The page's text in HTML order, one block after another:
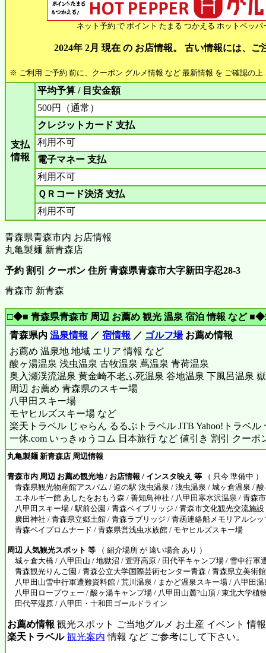
ネット予約 で ポイント たまる つかえる ホットペッパ
2024年 2月 現在 の お店情報。 古い情報には、ご
※ ご利用 ご予約 前に、クーポン グルメ情報 など 最新情報 を ご確認の上
支払
情報
平均予算 / 目安金額
500円（通常）
クレジットカード 支払
利用不可
電子マネー 支払
利用不可
ＱＲコード決済 支払
利用不可
青森県青森市内 お店情報
丸亀製麺 新青森店
予約 割引 クーポン 住所 青森県青森市大字新田字忍28-3
青森市 新青森
□◆■ 青森県青森市 周辺 お薦め 観光 温泉 宿泊 情報 など
青森県内 温泉情報 ／ 宿情報 ／ ゴルフ場お薦め情報
お薦め 温泉地 地域 エリア 情報 など
酸ヶ湯温泉 浅虫温泉 古牧温泉 蔦温泉 青荷温泉
奥入瀬渓流温泉 黄金崎不老ふ死温泉 谷地温泉 下風呂温泉
周辺 お薦め 青森県のスキー場
八甲田スキー場
モヤヒルズスキー場 など
楽天トラベル じゃらん るるぶトラベル JTB Yahoo!トラベル
一休.com いっきゅうコム 日本旅行 など 値引き 割引 クーポ
丸亀製麺 新青森店 周辺情報
青森市内 周辺 お薦め観光地 / お店情報 / インスタ映え 等 （ 只今 準備中 ）
青森県観光物産館アスパム / 道の駅 浅虫温泉 / 浅虫温泉 / 城ヶ倉温泉 /
エネルギー館 あしたをおもう森 / 善知鳥神社 / 八甲田寒水沢温泉 / 青森
八甲田スキー場 / 駅前公園 / 青森ベイブリッジ / 青森市文化観光交流施
廣田神社 / 青森県立郷土館 / 青森ラブリッジ / 青函連絡船メモリアルシ
青森ベイプロムナード / 青森県営浅虫水族館 / モヤヒルズスキー場
周辺 人気観光スポット 等 （ 紹介場所 が 遠い場合 あり ）
城ヶ倉大橋 / 八甲田山 / 地獄沼 / 萱野高原 / 田代平キャンプ場 / 雪中行軍
青森観光りんご園 / 青森公立大学国際芸術センター青森 / 青森県立美術
八甲田山雪中行軍遭難資料館 / 荒川温泉 / まかど温泉スキー場 / 八甲田
八甲田ロープウェー / 酸ヶ湯キャンプ場 / 八甲田山麓?山頂 / 東北大学植
田代平湿原 / 八甲田・十和田ゴールドライン
お薦め情報 観光スポット ご当地グルメ お土産 イベント 情
楽天トラベル 観光案内 情報 など ご参考にして下さい。